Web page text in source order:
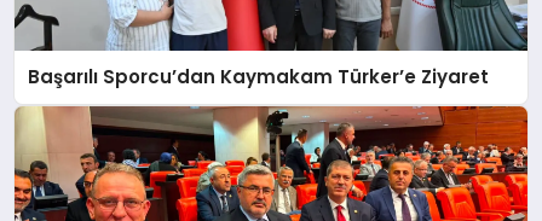
Başarılı Sporcu’dan Kaymakam Türker’e Ziyaret